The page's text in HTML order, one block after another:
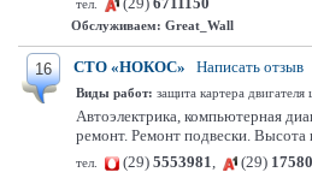
тел.
Обслуживаем: Great_Wall
16 СТО «НОКОС» Написать отзыв
Виды работ: защита картера двигателя
Автоэлектрика, компьютерная
ремонт. Ремонт подвески. Высота
тел.
(29) 5553981, (29)